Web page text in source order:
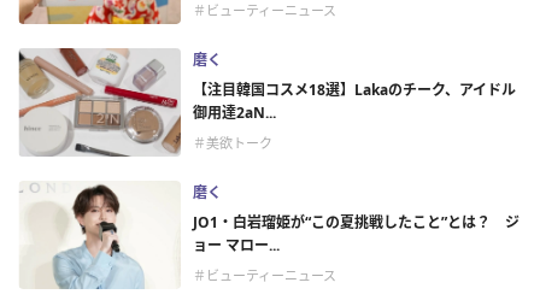
＃ビューティーニュース
磨く
【注目韓国コスメ18選】Lakaのチーク、アイドル
御用達2aN...
＃美欲トーク
磨く
JO1・白岩瑠姫が“この夏挑戦したこと”とは？ ジ
ョー マロー...
＃ビューティーニュース